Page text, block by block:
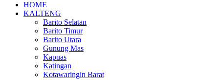
HOME
KALTENG
Barito Selatan
Barito Timur
Barito Utara
Gunung Mas
Kapuas
Katingan
Kotawaringin Barat